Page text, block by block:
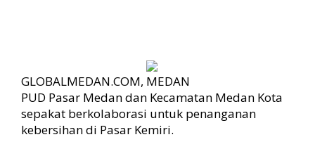
U
D
P
a
s
GLOBALMEDAN.COM, MEDAN
PUD Pasar Medan dan Kecamatan Medan Kota
sepakat berkolaborasi untuk penanganan
kebersihan di Pasar Kemiri.